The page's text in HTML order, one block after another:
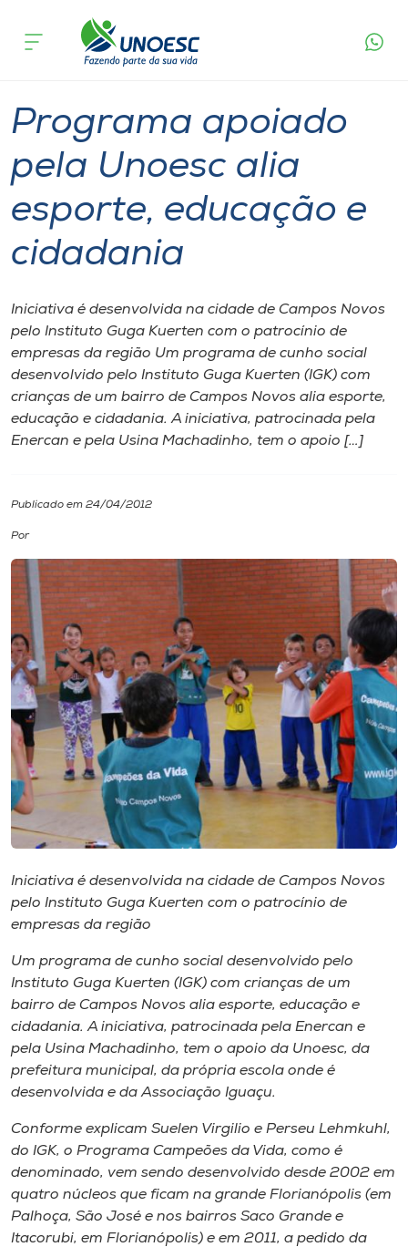
Cursos
Pesquisa
Atendimento ao Estudante
Portal de Ensino
A
Unoesc
Internacionalização
I.nova
Diplomados
Cultura
CPA
Biblioteca
Editora
Rádio
Museu
Unoesc
Store
Selecione
o idioma
acontece
Programa apoiado
pela Unoesc alia
esporte, educação e
cidadania
Iniciativa é desenvolvida na cidade de Campos Novos
pelo Instituto Guga Kuerten com o patrocínio de
empresas da região Um programa de cunho social
desenvolvido pelo Instituto Guga Kuerten (IGK) com
crianças de um bairro de Campos Novos alia esporte,
educação e cidadania. A iniciativa, patrocinada pela
Enercan e pela Usina Machadinho, tem o apoio […]
Publicado em 24/04/2012
Por
Iniciativa é desenvolvida na cidade de Campos Novos
pelo Instituto Guga Kuerten com o patrocínio de
empresas da região
Um programa de cunho social desenvolvido pelo
Instituto Guga Kuerten (IGK) com crianças de um
bairro de Campos Novos alia esporte, educação e
cidadania. A iniciativa, patrocinada pela Enercan e
pela Usina Machadinho, tem o apoio da Unoesc, da
prefeitura municipal, da própria escola onde é
desenvolvida e da Associação Iguaçu.
Conforme explicam Suelen Virgilio e Perseu Lehmkuhl,
do IGK, o Programa Campeões da Vida, como é
denominado, vem sendo desenvolvido desde 2002 em
quatro núcleos que ficam na grande Florianópolis (em
Palhoça, São José e nos bairros Saco Grande e
Itacorubi, em Florianópolis) e em 2011, a pedido da